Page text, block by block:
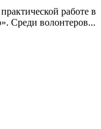
работе в
Среди волонтеров...